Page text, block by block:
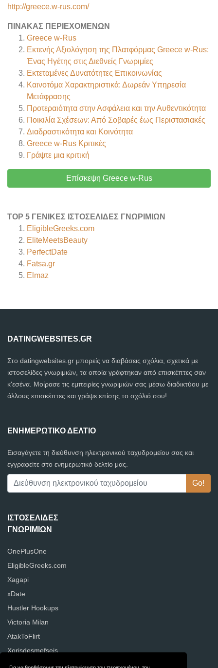
http://greece.w-rus.com/
ΠΊΝΑΚΑΣ ΠΕΡΙΕΧΟΜΈΝΩΝ
Greece w-Rus
Εκτενής Αξιολόγηση της Πλατφόρμας Greece w-Rus:
Ένας Ηγέτης στις Διεθνείς Γνωριμίες
Εκτεταμένες Δυνατότητες Επικοινωνίας
Καινοτόμα Χαρακτηριστικά: Δωρεάν Υπηρεσία
Μετάφρασης
Προτεραιότητα στην Ασφάλεια και την Αυθεντικότητα
Ποικιλία Σχέσεων: Από Σοβαρές έως Περιστασιακές
Διαδραστικότητα και Κοινότητα
Greece w-Rus Κριτικές
Γράψτε μια κριτική
Επίσκεψη Greece w-Rus
TOP 5 ΓΕΝΙΚΈΣ ΙΣΤΟΣΕΛΊΔΕΣ ΓΝΩΡΙΜΙΏΝ
EligibleGreeks.com
EliteMeetsBeauty
PerfectDate
Fatsa.gr
Elmaz
DATINGWEBSITES.GR
Στο datingwebsites.gr μπορείς να διαβάσεις σχόλια, σχετικά με
ιστοσελίδες γνωριμιών, τα οποία γράφτηκαν από επισκέπτες σαν
κ'εσένα. Μοίρασε τις εμπειρίες γνωριμιών σας μέσω διαδικτύου με
άλλους επισκέπτες και γράψε επίσης το σχόλιό σου!
ΕΝΗΜΕΡΩΤΙΚΌ ΔΕΛΤΊΟ
Εισαγάγετε τη διεύθυνση ηλεκτρονικού ταχυδρομείου σας και
εγγραφείτε στο ενημερωτικό δελτίο μας.
ΙΣΤΟΣΕΛΊΔΕΣ
ΓΝΩΡΙΜΙΏΝ
OnePlusOne
EligibleGreeks.com
Xagapi
xDate
Hustler Hookups
Victoria Milan
AtakToFlirt
Xorisdesmefseis